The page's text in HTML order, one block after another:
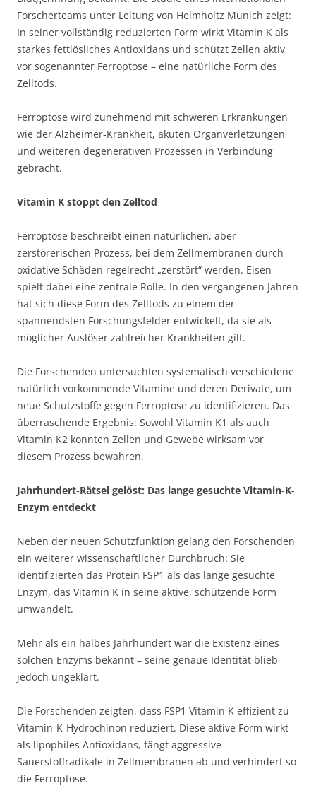
Forscherteams unter Leitung von Helmholtz Munich zeigt:
In seiner vollständig reduzierten Form wirkt Vitamin K als
starkes fettlösliches Antioxidans und schützt Zellen aktiv
vor sogenannter Ferroptose – eine natürliche Form des
Zelltods.
Ferroptose wird zunehmend mit schweren Erkrankungen
wie der Alzheimer-Krankheit, akuten Organverletzungen
und weiteren degenerativen Prozessen in Verbindung
gebracht.
Vitamin K stoppt den Zelltod
Ferroptose beschreibt einen natürlichen, aber
zerstörerischen Prozess, bei dem Zellmembranen durch
oxidative Schäden regelrecht „zerstört“ werden. Eisen
spielt dabei eine zentrale Rolle. In den vergangenen Jahren
hat sich diese Form des Zelltods zu einem der
spannendsten Forschungsfelder entwickelt, da sie als
möglicher Auslöser zahlreicher Krankheiten gilt.
Die Forschenden untersuchten systematisch verschiedene
natürlich vorkommende Vitamine und deren Derivate, um
neue Schutzstoffe gegen Ferroptose zu identifizieren. Das
überraschende Ergebnis: Sowohl Vitamin K1 als auch
Vitamin K2 konnten Zellen und Gewebe wirksam vor
diesem Prozess bewahren.
Jahrhundert-Rätsel gelöst: Das lange gesuchte Vitamin-K-
Enzym entdeckt
Neben der neuen Schutzfunktion gelang den Forschenden
ein weiterer wissenschaftlicher Durchbruch: Sie
identifizierten das Protein FSP1 als das lange gesuchte
Enzym, das Vitamin K in seine aktive, schützende Form
umwandelt.
Mehr als ein halbes Jahrhundert war die Existenz eines
solchen Enzyms bekannt – seine genaue Identität blieb
jedoch ungeklärt.
Die Forschenden zeigten, dass FSP1 Vitamin K effizient zu
Vitamin-K-Hydrochinon reduziert. Diese aktive Form wirkt
als lipophiles Antioxidans, fängt aggressive
Sauerstoffradikale in Zellmembranen ab und verhindert so
die Ferroptose.